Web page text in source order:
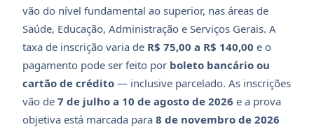
vão do nível fundamental ao superior, nas áreas de
Saúde, Educação, Administração e Serviços Gerais. A
taxa de inscrição varia de R$ 75,00 a R$ 140,00 e o
pagamento pode ser feito por boleto bancário ou
cartão de crédito — inclusive parcelado. As inscrições
vão de 7 de julho a 10 de agosto de 2026 e a prova
objetiva está marcada para 8 de novembro de 2026